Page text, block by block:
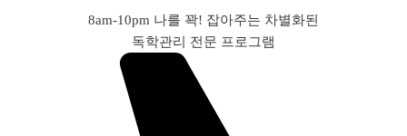
8am-10pm 나를 꽉! 잡아주는 차별화된
독학관리 전문 프로그램